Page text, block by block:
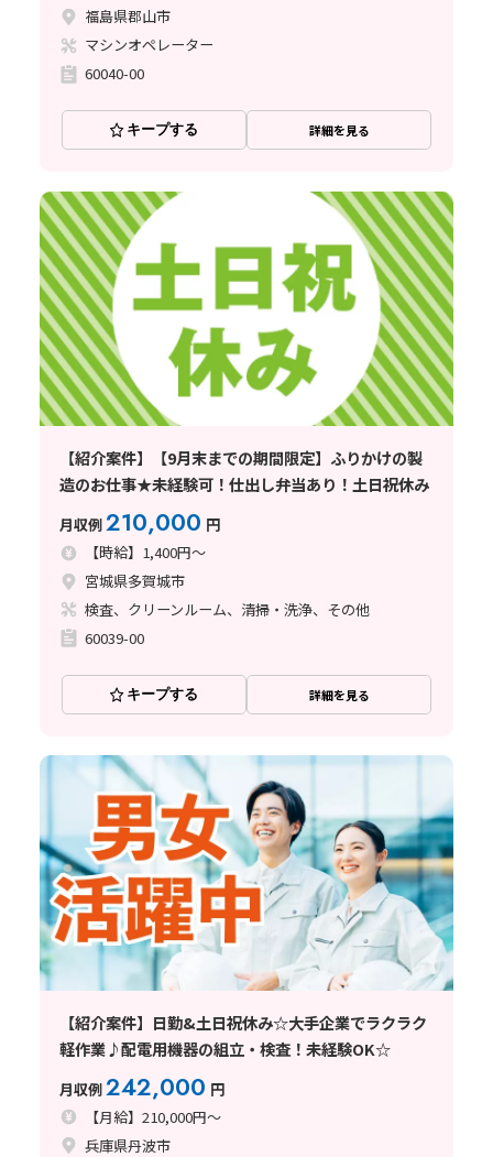
福島県郡山市
マシンオペレーター
60040-00
キープする 詳細を見る
【紹介案件】【9月末までの期間限定】ふりかけの製
造のお仕事★未経験可！仕出し弁当あり！土日祝休み
月収例210,000 円
【時給】1,400円～
宮城県多賀城市
検査、クリーンルーム、清掃・洗浄、その他
60039-00
キープする 詳細を見る
【紹介案件】日勤&土日祝休み☆大手企業でラクラク
軽作業♪配電用機器の組立・検査！未経験OK☆
月収例242,000 円
【月給】210,000円～
兵庫県丹波市